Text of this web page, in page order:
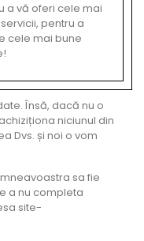
a vă oferi cele mai
pentru a
cele mai bune
Însă, dacă nu o
niciunul din
Dvs. și noi o vom
sa fie
a nu completa
site-